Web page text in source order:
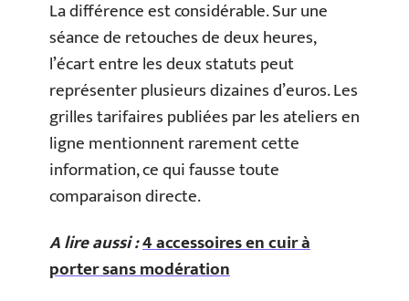
La différence est considérable. Sur une
séance de retouches de deux heures,
l’écart entre les deux statuts peut
représenter plusieurs dizaines d’euros. Les
grilles tarifaires publiées par les ateliers en
ligne mentionnent rarement cette
information, ce qui fausse toute
comparaison directe.
A lire aussi :4 accessoires en cuir à
porter sans modération